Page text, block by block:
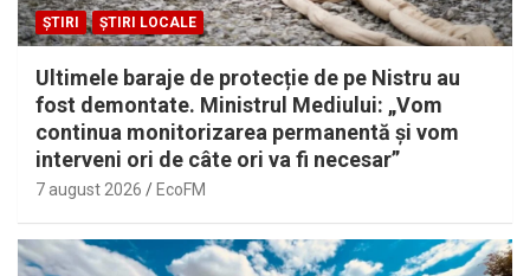
ȘTIRI ȘTIRI LOCALE
Ultimele baraje de protecție de pe Nistru au
fost demontate. Ministrul Mediului: „Vom
continua monitorizarea permanentă și vom
interveni ori de câte ori va fi necesar”
7 august 2026 EcoFM